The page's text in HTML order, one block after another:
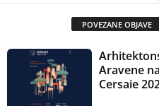
POVEZANE OBJAVE
Aravene
Cersaie